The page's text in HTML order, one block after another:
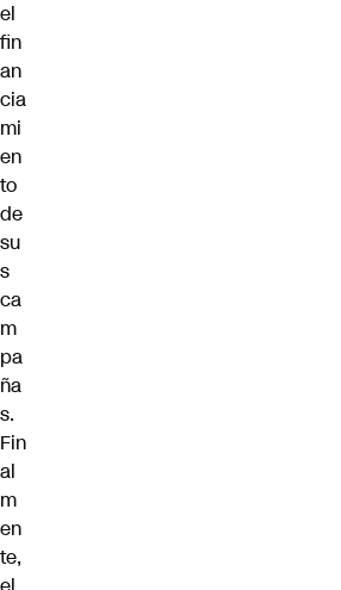
el
fin
an
cia
mi
en
to
de
su
s
ca
m
pa
ña
s.
Fin
al
m
en
te,